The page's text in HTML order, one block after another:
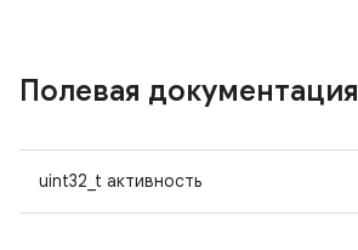
Полевая документация
uint32_t активность